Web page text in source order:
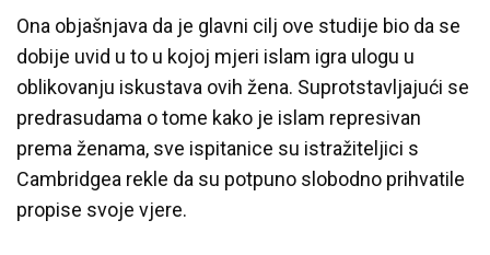
Ona objašnjava da je glavni cilj ove studije bio da se
dobije uvid u to u kojoj mjeri islam igra ulogu u
oblikovanju iskustava ovih žena. Suprotstavljajući se
predrasudama o tome kako je islam represivan
prema ženama, sve ispitanice su istražiteljici s
Cambridgea rekle da su potpuno slobodno prihvatile
propise svoje vjere.